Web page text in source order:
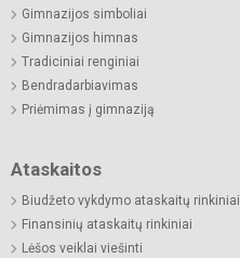
Gimnazijos simboliai
Gimnazijos himnas
Tradiciniai renginiai
Bendradarbiavimas
Priėmimas į gimnaziją
Ataskaitos
Biudžeto vykdymo ataskaitų rinkiniai
Finansinių ataskaitų rinkiniai
Lėšos veiklai viešinti